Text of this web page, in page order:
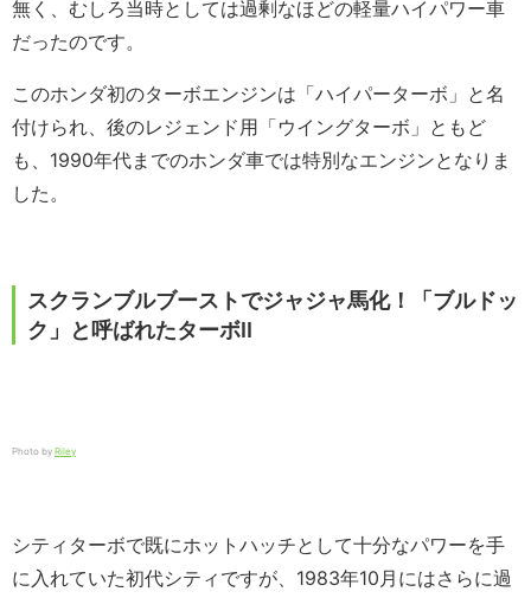
無く、むしろ当時としては過剰なほどの軽量ハイパワー車
だったのです。
このホンダ初のターボエンジンは「ハイパーターボ」と名
付けられ、後のレジェンド用「ウイングターボ」ともど
も、1990年代までのホンダ車では特別なエンジンとなりま
した。
スクランブルブーストでジャジャ馬化！「ブルドッ
ク」と呼ばれたターボII
Photo by Riley
シティターボで既にホットハッチとして十分なパワーを手
に入れていた初代シティですが、1983年10月にはさらに過